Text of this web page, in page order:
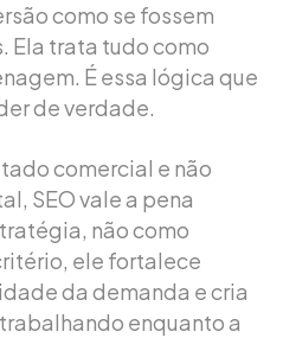
como se fossem
Ela trata tudo como
É essa lógica que
de verdade.
comercial e não
SEO vale a pena
não como
ele fortalece
da demanda e cria
enquanto a